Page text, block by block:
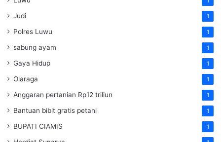
Judi 1
Polres Luwu 1
sabung ayam 1
Gaya Hidup 1
Olaraga 1
Anggaran pertanian Rp12 triliun 1
Bantuan bibit gratis petani 1
BUPATI CIAMIS 1